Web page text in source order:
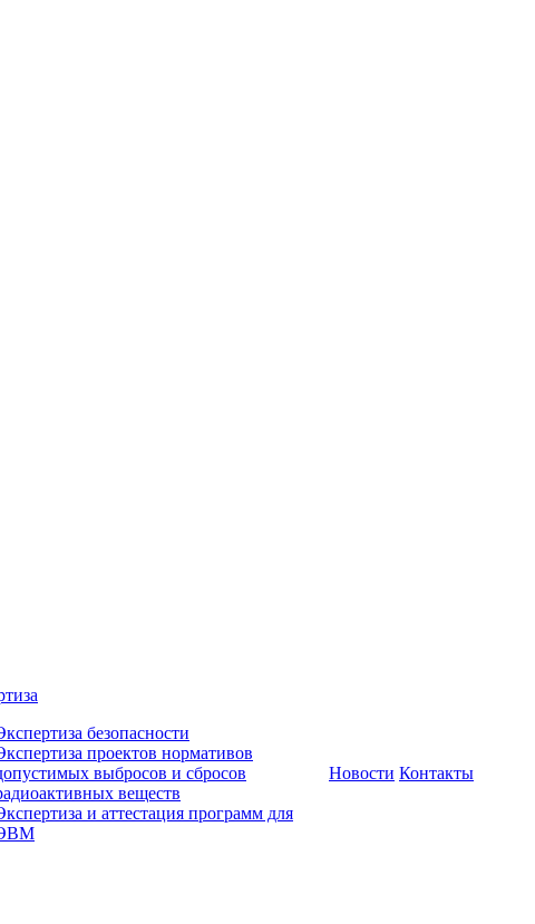
безопасности
проектов нормативов
выбросов и сбросов
веществ
и аттестация программ для
Новости Контакты